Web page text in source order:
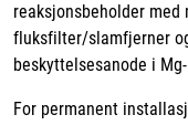
reaksjonsbeholder
fluksfilter/slamfjerner
beskyttelsesanode i
For permanent